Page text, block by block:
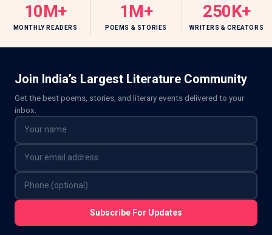
10M+
MONTHLY READERS
1M+
POEMS & STORIES
250K+
WRITERS & CREATORS
Join India’s Largest Literature Community
Get the best poems, stories, and literary events delivered to your
inbox.
Subscribe For Updates